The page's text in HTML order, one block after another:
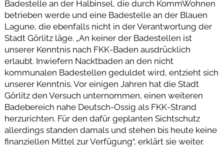
Badestelle an der Halbinsel, die durch KommWohnen
betrieben werde und eine Badestelle an der Blauen
Lagune, die ebenfalls nicht in der Verantwortung der
Stadt Görlitz läge. „An keiner der Badestellen ist
unserer Kenntnis nach FKK-Baden ausdrücklich
erlaubt. Inwiefern Nacktbaden an den nicht
kommunalen Badestellen geduldet wird, entzieht sich
unserer Kenntnis. Vor einigen Jahren hat die Stadt
Görlitz den Versuch unternommen, einen weiteren
Badebereich nahe Deutsch-Ossig als FKK-Strand
herzurichten. Für den dafür geplanten Sichtschutz
allerdings standen damals und stehen bis heute keine
finanziellen Mittel zur Verfügung“, erklärt sie weiter.